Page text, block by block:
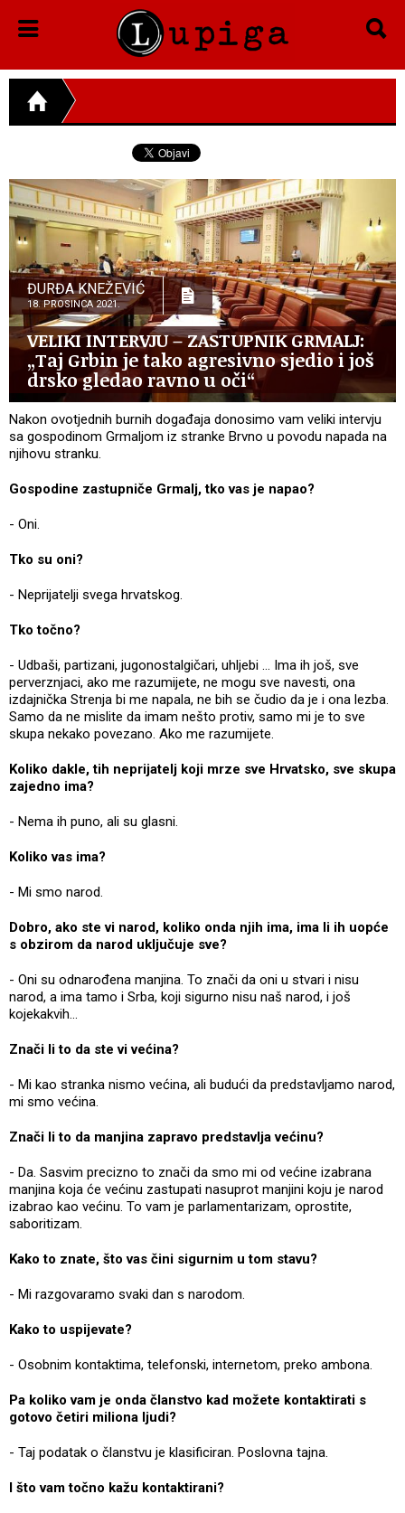
ĐURĐA KNEŽEVIĆ
18. PROSINCA 2021.
VELIKI INTERVJU – ZASTUPNIK GRMALJ:
„Taj Grbin je tako agresivno sjedio i još
drsko gledao ravno u oči“
Nakon ovotjednih burnih događaja donosimo vam veliki intervju
sa gospodinom Grmaljom iz stranke Brvno u povodu napada na
njihovu stranku.
Gospodine zastupniče Grmalj, tko vas je napao?
- Oni.
Tko su oni?
- Neprijatelji svega hrvatskog.
Tko točno?
- Udbaši, partizani, jugonostalgičari, uhljebi … Ima ih još, sve
perverznjaci, ako me razumijete, ne mogu sve navesti, ona
izdajnička Strenja bi me napala, ne bih se čudio da je i ona lezba.
Samo da ne mislite da imam nešto protiv, samo mi je to sve
skupa nekako povezano. Ako me razumijete.
Koliko dakle, tih neprijatelj koji mrze sve Hrvatsko, sve skupa
zajedno ima?
- Nema ih puno, ali su glasni.
Koliko vas ima?
- Mi smo narod.
Dobro, ako ste vi narod, koliko onda njih ima, ima li ih uopće
s obzirom da narod uključuje sve?
- Oni su odnarođena manjina. To znači da oni u stvari i nisu
narod, a ima tamo i Srba, koji sigurno nisu naš narod, i još
kojekakvih...
Znači li to da ste vi većina?
- Mi kao stranka nismo većina, ali budući da predstavljamo narod,
mi smo većina.
Znači li to da manjina zapravo predstavlja većinu?
- Da. Sasvim precizno to znači da smo mi od većine izabrana
manjina koja će većinu zastupati nasuprot manjini koju je narod
izabrao kao većinu. To vam je parlamentarizam, oprostite,
saboritizam.
Kako to znate, što vas čini sigurnim u tom stavu?
- Mi razgovaramo svaki dan s narodom.
Kako to uspijevate?
- Osobnim kontaktima, telefonski, internetom, preko ambona.
Pa koliko vam je onda članstvo kad možete kontaktirati s
gotovo četiri miliona ljudi?
- Taj podatak o članstvu je klasificiran. Poslovna tajna.
I što vam točno kažu kontaktirani?